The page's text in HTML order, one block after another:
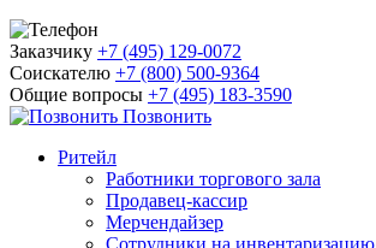
Заказчику +7 (495) 129-0072
Соискателю +7 (800) 500-9364
Общие вопросы +7 (495) 183-3590
Позвонить
Ритейл
Работники торгового зала
Продавец-кассир
Мерчендайзер
Сотрудники на инвентаризацию